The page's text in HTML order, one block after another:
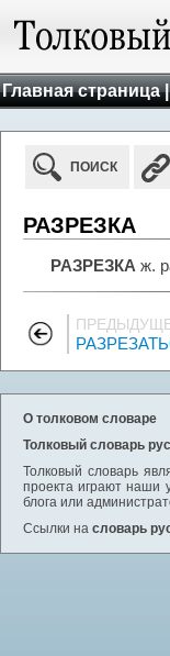
Главная страница
ПОИСК
РАЗРЕЗКА
РАЗРЕЗКА ж.
О толковом словаре
Толковый словарь
Толковый словарь
проекта играют наши
блога или
Ссылки на словарь